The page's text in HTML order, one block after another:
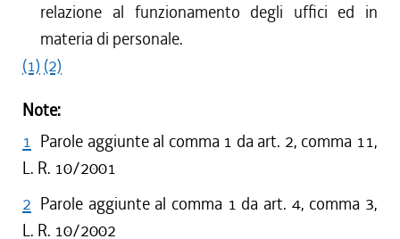
relazione al funzionamento degli uffici ed in
materia di personale.
(1) (2)
Note:
1 Parole aggiunte al comma 1 da art. 2, comma 11,
L. R. 10/2001
2 Parole aggiunte al comma 1 da art. 4, comma 3,
L. R. 10/2002